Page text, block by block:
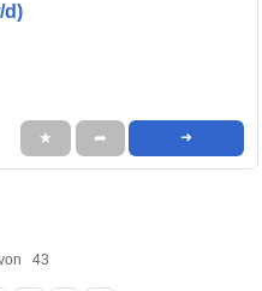
d)
★ ➦ ➜
43